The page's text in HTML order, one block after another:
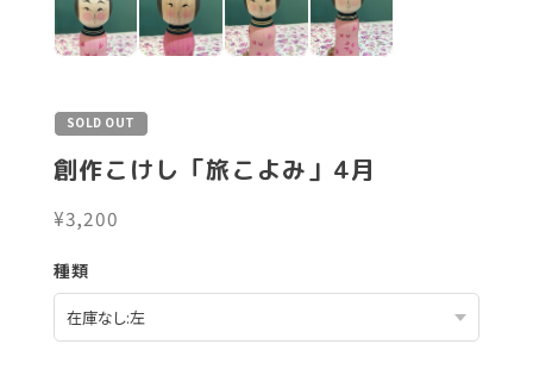
SOLD OUT
創作こけし「旅こよみ」4月
¥3,200
種類